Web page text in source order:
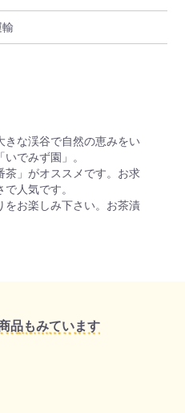
きな渓谷で自然の恵みをい
でみず園」。
茶」がオススメです。お求
人気です。
をお楽しみ下さい。お茶漬
品もみています